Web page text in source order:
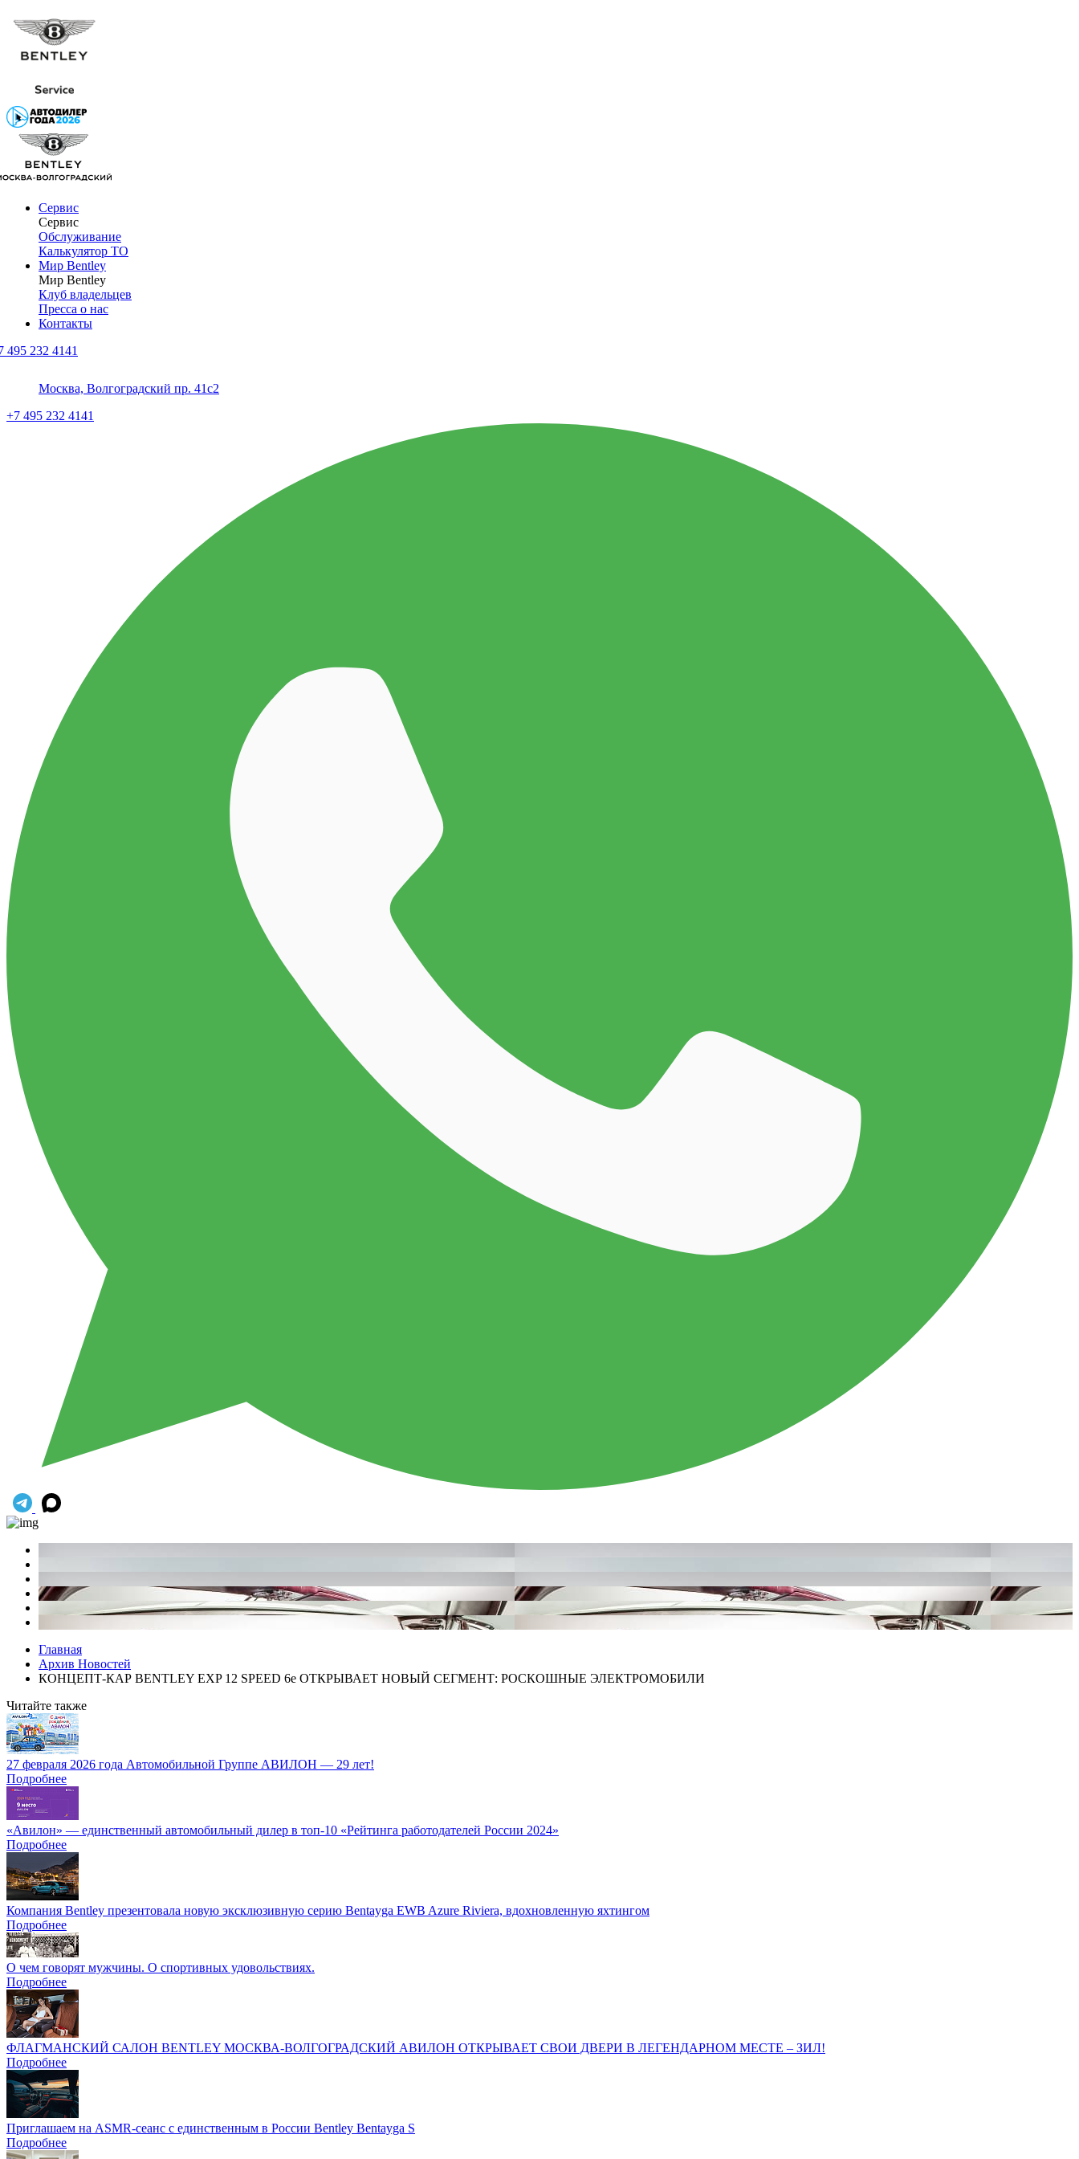
Сервис
Сервис
Обслуживание
Калькулятор ТО
Мир Bentley
Мир Bentley
Клуб владельцев
Пресса о нас
Контакты
495 232 4141
Москва, Волгоградский пр. 41с2
+7 495 232 4141
Главная
Архив Новостей
КОНЦЕПТ-КАР BENTLEY EXP 12 SPEED 6e ОТКРЫВАЕТ НОВЫЙ СЕГМЕНТ: РОСКОШНЫЕ ЭЛЕКТРОМОБИЛИ
Читайте также
27 февраля 2026 года Автомобильной Группе АВИЛОН — 29 лет!
Подробнее
«Авилон» — единственный автомобильный дилер в топ-10 «Рейтинга работодателей России 2024»
Подробнее
Компания Bentley презентовала новую эксклюзивную серию Bentayga EWB Azure Riviera, вдохновленную яхтингом
Подробнее
О чем говорят мужчины. О спортивных удовольствиях.
Подробнее
ФЛАГМАНСКИЙ САЛОН BENTLEY МОСКВА-ВОЛГОГРАДСКИЙ АВИЛОН ОТКРЫВАЕТ СВОИ ДВЕРИ В ЛЕГЕНДАРНОМ МЕСТЕ – ЗИЛ!
Подробнее
Приглашаем на ASMR-сеанс с единственным в России Bentley Bentayga S
Подробнее